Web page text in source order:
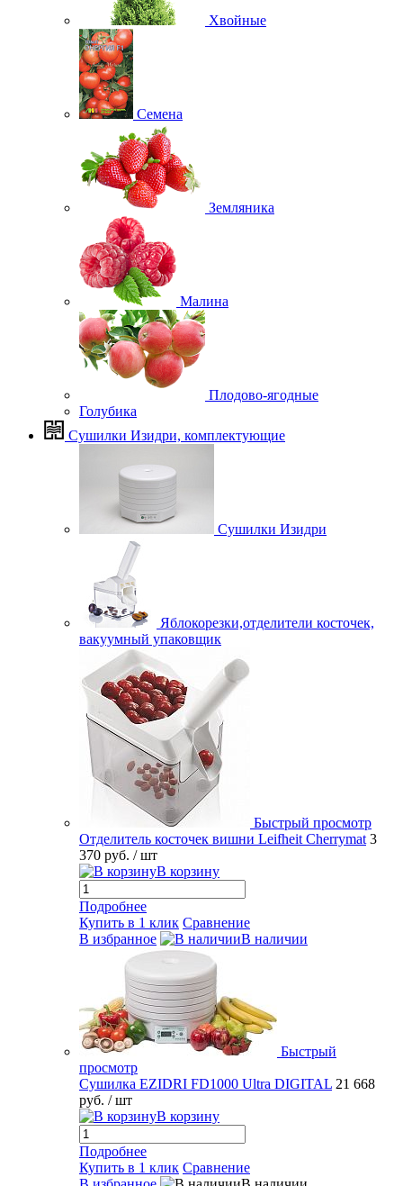
Хвойные
Семена
Земляника
Малина
Плодово-ягодные
Голубика
Сушилки Изидри, комплектующие
Сушилки Изидри
Яблокорезки,отделители косточек,
вакуумный упаковщик
Быстрый просмотр
Отделитель косточек вишни Leifheit Cherrymat 3
370 руб. / шт
В корзину
Подробнее
Купить в 1 клик Сравнение
В избранное
В наличии
Быстрый
просмотр
Сушилка EZIDRI FD1000 Ultra DIGITAL 21 668
руб. / шт
В корзину
Подробнее
Купить в 1 клик Сравнение